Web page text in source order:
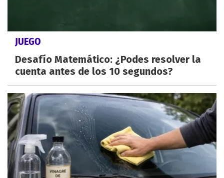
JUEGO
Desafío Matemático: ¿Podes resolver la
cuenta antes de los 10 segundos?